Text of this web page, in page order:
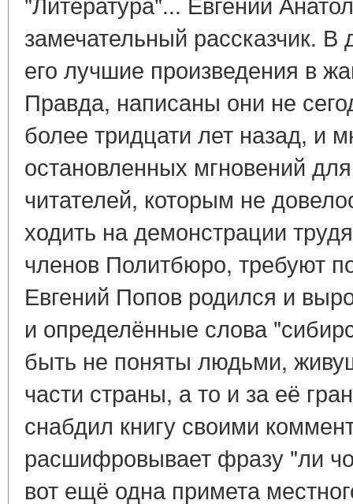
замечательный рассказчик.
его лучшие произведения в
Правда, написаны они не
более тридцати лет назад, и
остановленных мгновений
читателей, которым не
ходить на демонстрации
членов Политбюро, требуют
Евгений Попов родился и
и определённые слова
быть не поняты людьми,
части страны, а то и за её
снабдил книгу своими
расшифровывает фразу "ли
вот ещё одна примета